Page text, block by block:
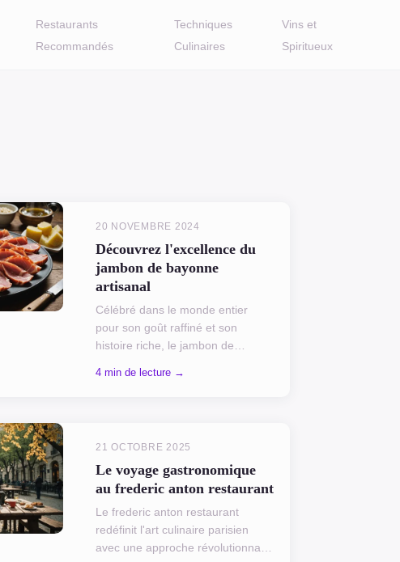
Restaurants
Recommandés
Techniques
Culinaires
Vins et
Spiritueux
20 NOVEMBRE 2024
Découvrez l'excellence du
jambon de bayonne
artisanal
Célébré dans le monde entier
pour son goût raffiné et son
histoire riche, le jambon de
faire ancestral. Incarnant les
4 min de lecture →
21 OCTOBRE 2025
Le voyage gastronomique
au frederic anton restaurant
Le frederic anton restaurant
redéfinit l'art culinaire parisien
avec une approche révolutionnaire